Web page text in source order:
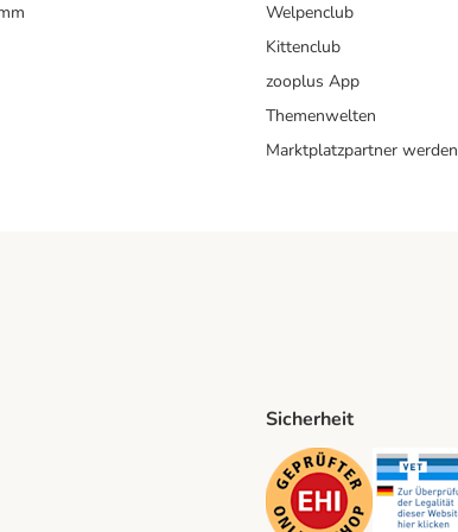
Welpenclub
Kittenclub
zooplus App
Themenwelten
Marktplatzpartner werden
Method
Sicherheit
Security